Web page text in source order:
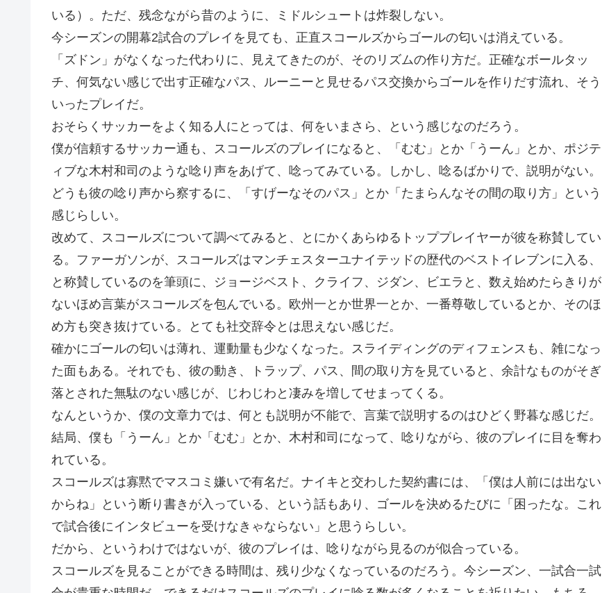
いる）。ただ、残念ながら昔のように、ミドルシュートは炸裂しない。
今シーズンの開幕2試合のプレイを見ても、正直スコールズからゴールの匂いは消えている。
「ズドン」がなくなった代わりに、見えてきたのが、そのリズムの作り方だ。正確なボールタッ
チ、何気ない感じで出す正確なパス、ルーニーと見せるパス交換からゴールを作りだす流れ、そう
いったプレイだ。
おそらくサッカーをよく知る人にとっては、何をいまさら、という感じなのだろう。
僕が信頼するサッカー通も、スコールズのプレイになると、「むむ」とか「うーん」とか、ポジテ
ィブな木村和司のような唸り声をあげて、唸ってみている。しかし、唸るばかりで、説明がない。
どうも彼の唸り声から察するに、「すげーなそのパス」とか「たまらんなその間の取り方」という
感じらしい。
改めて、スコールズについて調べてみると、とにかくあらゆるトッププレイヤーが彼を称賛してい
る。ファーガソンが、スコールズはマンチェスターユナイテッドの歴代のベストイレブンに入る、
と称賛しているのを筆頭に、ジョージベスト、クライフ、ジダン、ビエラと、数え始めたらきりが
ないほめ言葉がスコールズを包んでいる。欧州一とか世界一とか、一番尊敬しているとか、そのほ
め方も突き抜けている。とても社交辞令とは思えない感じだ。
確かにゴールの匂いは薄れ、運動量も少なくなった。スライディングのディフェンスも、雑になっ
た面もある。それでも、彼の動き、トラップ、パス、間の取り方を見ていると、余計なものがそぎ
落とされた無駄のない感じが、じわじわと凄みを増してせまってくる。
なんというか、僕の文章力では、何とも説明が不能で、言葉で説明するのはひどく野暮な感じだ。
結局、僕も「うーん」とか「むむ」とか、木村和司になって、唸りながら、彼のプレイに目を奪わ
れている。
スコールズは寡黙でマスコミ嫌いで有名だ。ナイキと交わした契約書には、「僕は人前には出ない
からね」という断り書きが入っている、という話もあり、ゴールを決めるたびに「困ったな。これ
で試合後にインタビューを受けなきゃならない」と思うらしい。
だから、というわけではないが、彼のプレイは、唸りながら見るのが似合っている。
スコールズを見ることができる時間は、残り少なくなっているのだろう。今シーズン、一試合一試